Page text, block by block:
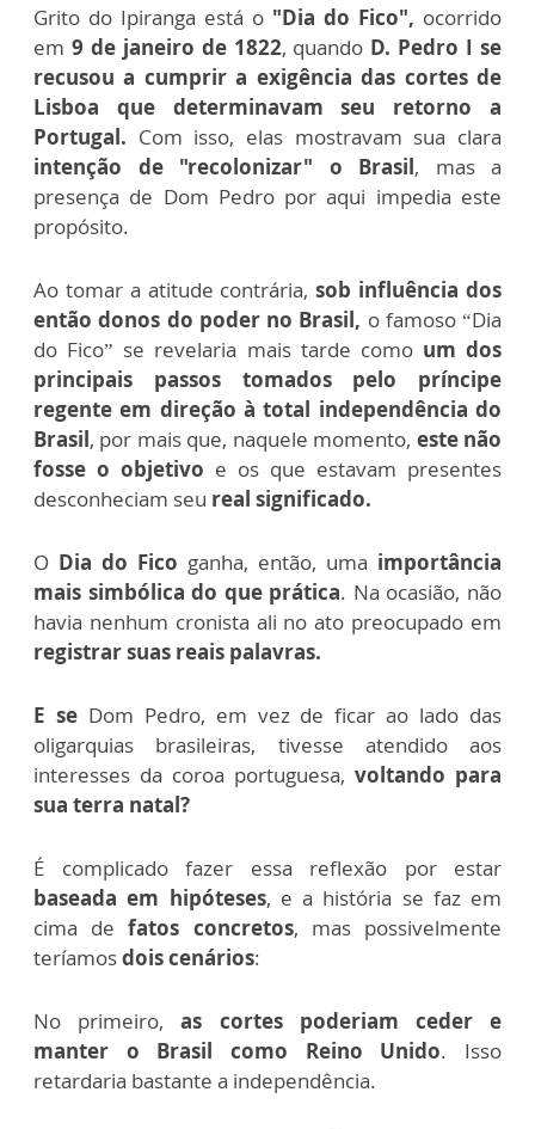
Grito do Ipiranga está o "Dia do Fico", ocorrido
em 9 de janeiro de 1822, quando D. Pedro I se
recusou a cumprir a exigência das cortes de
Lisboa que determinavam seu retorno a
Portugal. Com isso, elas mostravam sua clara
intenção de "recolonizar" o Brasil, mas a
presença de Dom Pedro por aqui impedia este
propósito.
Ao tomar a atitude contrária,sob influência dos
então donos do poder no Brasil, o famoso “Dia
do Fico” se revelaria mais tarde comoum dos
principais passos tomados pelo príncipe
regente em direção à total independência do
Brasil, por mais que, naquele momento, este não
fosse o objetivo e os que estavam presentes
desconheciam seu real significado.
O Dia do Fico ganha, então, uma importância
mais simbólica do que prática. Na ocasião, não
havia nenhum cronista ali no ato preocupado em
registrar suas reais palavras.
E seDom Pedro, em vez de ficar ao lado das
oligarquias brasileiras, tivesse atendido aos
interesses da coroa portuguesa, voltando para
sua terra natal?
É complicado fazer essa reflexão por estar
baseada em hipóteses, e a história se faz em
cima defatos concretos, mas possivelmente
teríamosdois cenários:
No primeiro,as cortes poderiam ceder e
manter o Brasil como Reino Unido. Isso
retardaria bastante a independência.